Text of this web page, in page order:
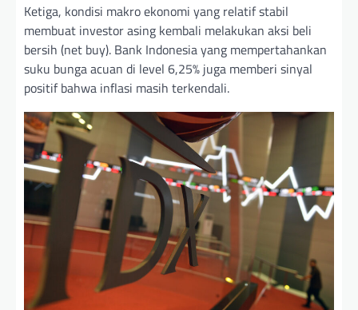
Ketiga, kondisi makro ekonomi yang relatif stabil
membuat investor asing kembali melakukan aksi beli
bersih (net buy). Bank Indonesia yang mempertahankan
suku bunga acuan di level 6,25% juga memberi sinyal
positif bahwa inflasi masih terkendali.